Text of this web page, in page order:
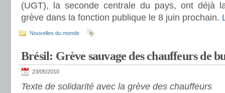
(UGT), la seconde centrale du pays, ont déjà
grève dans la fonction publique le 8 juin prochain.
Nouvelles du monde
Brésil: Grève sauvage des chauffeurs de
23/05/2010
Texte de solidarité avec la grève des chauffeurs